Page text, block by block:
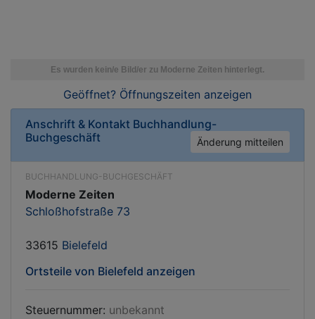
Geöffnet? Öffnungszeiten anzeigen
Anschrift & Kontakt Buchhandlung-
Buchgeschäft
Änderung mitteilen
BUCHHANDLUNG-BUCHGESCHÄFT
Moderne Zeiten
Schloßhofstraße 73
33615 Bielefeld
Ortsteile von Bielefeld anzeigen
Steuernummer: unbekannt